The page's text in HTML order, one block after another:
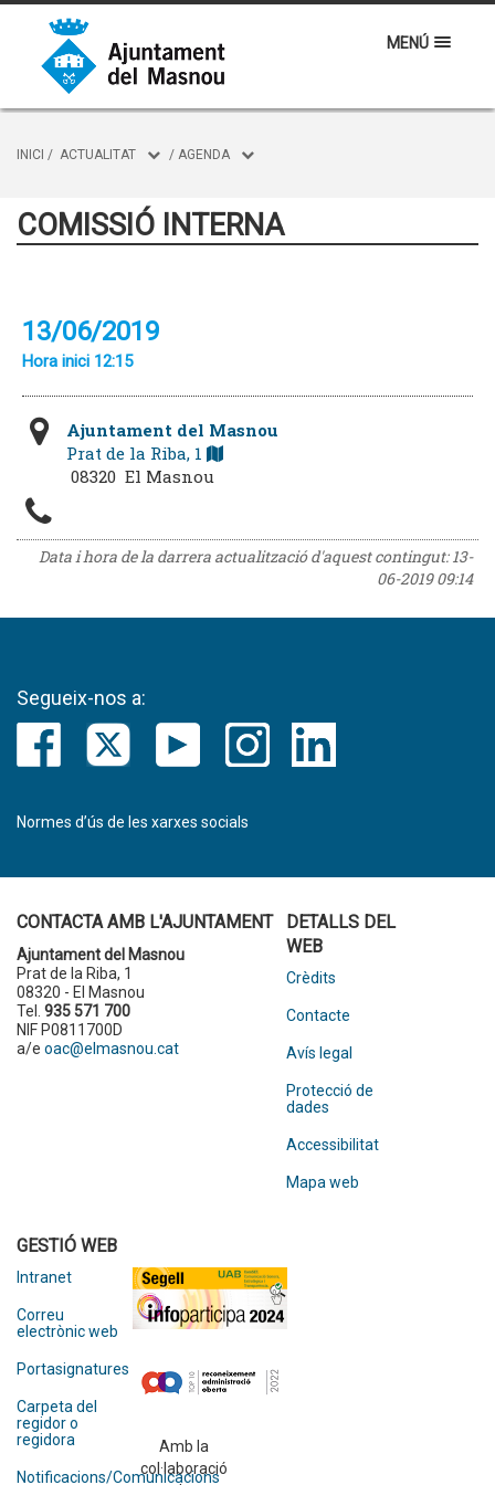
MENÚ
INICI / ACTUALITAT / AGENDA
COMISSIÓ INTERNA
13/06/2019
Hora inici 12:15
Ajuntament del Masnou
Prat de la Riba, 1
08320 El Masnou
Data i hora de la darrera actualització d'aquest contingut:13-
06-2019 09:14
Segueix-nos a:
Normes d’ús de les xarxes socials
CONTACTA AMB L'AJUNTAMENT
Ajuntament del Masnou
Prat de la Riba, 1
08320 - El Masnou
Tel. 935 571 700
NIF P0811700D
a/e oac@elmasnou.cat
DETALLS DEL
WEB
Crèdits
Contacte
Avís legal
Protecció de
dades
Accessibilitat
Mapa web
GESTIÓ WEB
Intranet
Correu
electrònic web
Portasignatures
Carpeta del
regidor o
regidora
Notificacions/Comunicacions
Amb la
col·laboració